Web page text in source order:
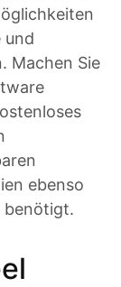
und
Machen Sie
ebenso
benötigt.